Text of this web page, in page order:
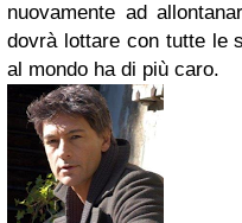
nuovamente ad
dovrà lottare con tutte le
al mondo ha di più caro.